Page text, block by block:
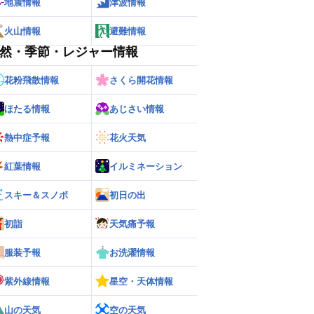
地震情報 津波情報
火山情報 避難情報
・季節・レジャー情報
花粉飛散情報 さくら開花情報
ほたる情報 あじさい情報
熱中症予報 花火天気
紅葉情報 イルミネーション
スキー＆スノボ 初日の出
初詣 天気痛予報
服装予報 お洗濯情報
紫外線情報 星空・天体情報
山の天気 空の天気